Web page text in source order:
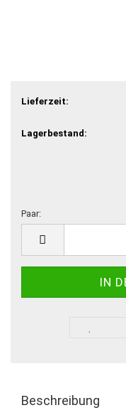
Lieferzeit:
Lagerbestand:
Paar:
Beschreibung